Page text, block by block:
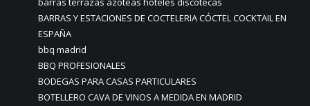
BARRAS Y ESTACIONES DE COCTELERIA CÓCTEL COCKTAIL EN
ESPAÑA
bbq madrid
BBQ PROFESIONALES
BODEGAS PARA CASAS PARTICULARES
BOTELLERO CAVA DE VINOS A MEDIDA EN MADRID